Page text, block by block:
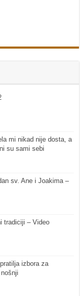
mi nikad nije dosta, a
su sami sebi
sv. Ane i Joakima –
tradiciji – Video
izbora za